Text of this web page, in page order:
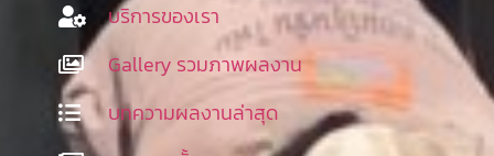
บริการของเรา
Gallery รวมภาพผลงาน
บทความผลงานล่าสุด